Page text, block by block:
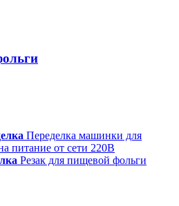
Переделка машинки для
питание от сети 220В
Резак для пищевой фольги